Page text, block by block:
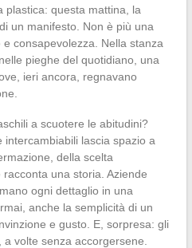
plastica: questa mattina, la
un manifesto. Non è più una
consapevolezza. Nella stanza
pieghe del quotidiano, una
ieri ancora, regnavano
a scuotere le abitudini?
intercambiabili lascia spazio a
della scelta
una storia. Aziende
ogni dettaglio in una
anche la semplicità di un
e gusto. E, sorpresa: gli
volte senza accorgersene.